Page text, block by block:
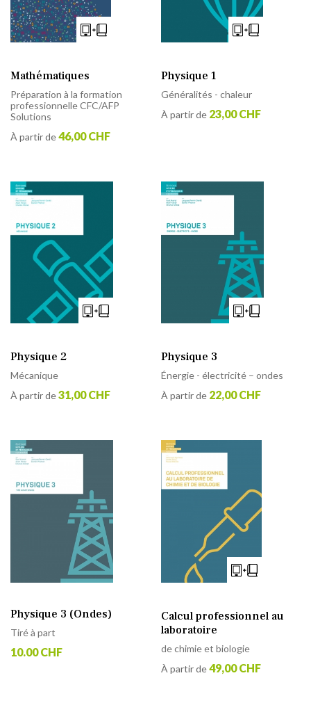
Mathématiques
Préparation à la formation
professionnelle CFC/AFP
Solutions
À partir de46,00 CHF
Physique 1
Généralités - chaleur
À partir de 23,00 CHF
Physique 2
Mécanique
À partir de31,00 CHF
Physique 3
Énergie - électricité – ondes
À partir de 22,00 CHF
Physique 3 (Ondes)
Tiré à part
10.00 CHF
Calcul professionnel au
laboratoire
de chimie et biologie
À partir de49,00 CHF